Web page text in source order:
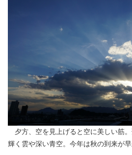
夕方、空を見上げると空に美しい筋
輝く雲や深い青空。今年は秋の到来が